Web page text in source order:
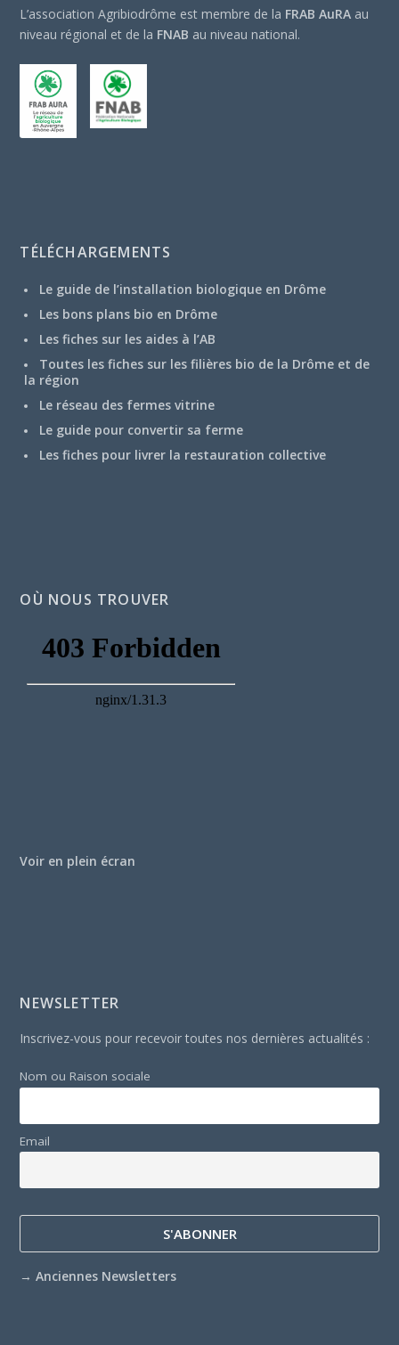
L’association Agribiodrôme est membre de la FRAB AuRA au
niveau régional et de la FNAB au niveau national.
TÉLÉCHARGEMENTS
Le guide de l’installation biologique en Drôme
Les bons plans bio en Drôme
Les fiches sur les aides à l’AB
Toutes les fiches sur les filières bio de la Drôme et de
la région
Le réseau des fermes vitrine
Le guide pour convertir sa ferme
Les fiches pour livrer la restauration collective
OÙ NOUS TROUVER
Voir en plein écran
NEWSLETTER
Inscrivez-vous pour recevoir toutes nos dernières actualités :
Nom ou Raison sociale
Email
→Anciennes Newsletters